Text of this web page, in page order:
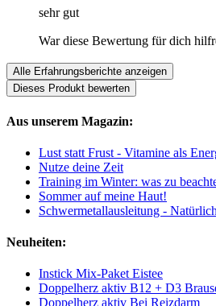
sehr gut
War diese Bewertung für dich
Alle Erfahrungsberichte anzeigen
Dieses Produkt bewerten
Aus unserem Magazin:
Lust statt Frust - Vitamine als
Nutze deine Zeit
Training im Winter: was zu
Sommer auf meine Haut!
Schwermetallausleitung -
Neuheiten:
Instick Mix-Paket Eistee
Doppelherz aktiv B12 + D3
Doppelherz aktiv Bei Reizdarm